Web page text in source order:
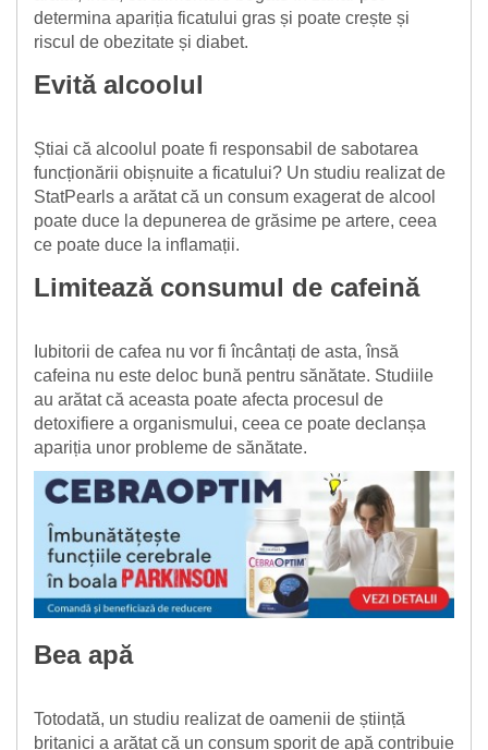
determina apariția ficatului gras și poate crește și
riscul de obezitate și diabet.
Evită alcoolul
Știai că alcoolul poate fi responsabil de sabotarea
funcționării obișnuite a ficatului? Un studiu realizat de
StatPearls a arătat că un consum exagerat de alcool
poate duce la depunerea de grăsime pe artere, ceea
ce poate duce la inflamații.
Limitează consumul de cafeină
Iubitorii de cafea nu vor fi încântați de asta, însă
cafeina nu este deloc bună pentru sănătate. Studiile
au arătat că aceasta poate afecta procesul de
detoxifiere a organismului, ceea ce poate declanșa
apariția unor probleme de sănătate.
Bea apă
Totodată, un studiu realizat de oamenii de știință
britanici a arătat că un consum sporit de apă contribuie